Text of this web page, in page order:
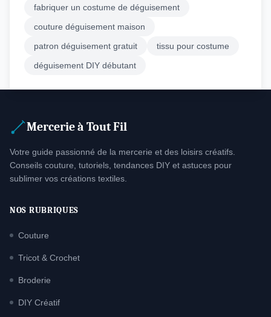
fabriquer un costume de déguisement
couture déguisement maison
patron déguisement gratuit
tissu pour costume
déguisement DIY débutant
Mercerie à Tout Fil
Votre guide passionné de la mercerie et des loisirs créatifs.
Conseils couture, tutoriels, tendances DIY et astuces pour
sublimer vos créations textiles.
NOS RUBRIQUES
Couture
Tricot & Crochet
Broderie
DIY Créatif